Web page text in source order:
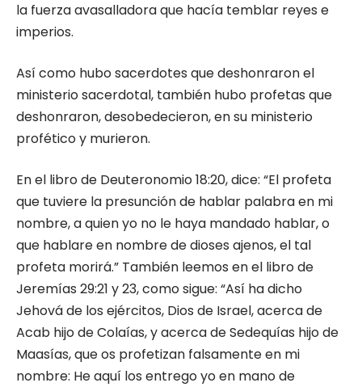
la fuerza avasalladora que hacía temblar reyes e
imperios.
Así como hubo sacerdotes que deshonraron el
ministerio sacerdotal, también hubo profetas que
deshonraron, desobedecieron, en su ministerio
profético y murieron.
En el libro de Deuteronomio 18:20, dice: “El profeta
que tuviere la presunción de hablar palabra en mi
nombre, a quien yo no le haya mandado hablar, o
que hablare en nombre de dioses ajenos, el tal
profeta morirá.” También leemos en el libro de
Jeremías 29:21 y 23, como sigue: “Así ha dicho
Jehová de los ejércitos, Dios de Israel, acerca de
Acab hijo de Colaías, y acerca de Sedequías hijo de
Maasías, que os profetizan falsamente en mi
nombre: He aquí los entrego yo en mano de